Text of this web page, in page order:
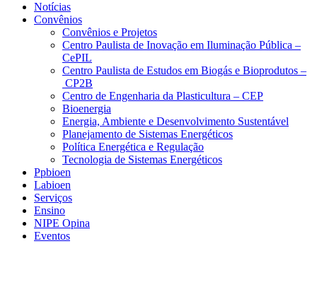
Notícias
Convênios
Convênios e Projetos
Centro Paulista de Inovação em Iluminação Pública –
CePIL
Centro Paulista de Estudos em Biogás e Bioprodutos –
CP2B
Centro de Engenharia da Plasticultura – CEP
Bioenergia
Energia, Ambiente e Desenvolvimento Sustentável
Planejamento de Sistemas Energéticos
Política Energética e Regulação
Tecnologia de Sistemas Energéticos
Ppbioen
Labioen
Serviços
Ensino
NIPE Opina
Eventos